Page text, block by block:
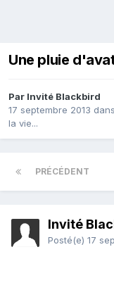
Une pluie
Par Invité Blackbird
17 septembre 2013 dans
la vie...
PRÉCÉDENT
Invité
Posté(e) 17